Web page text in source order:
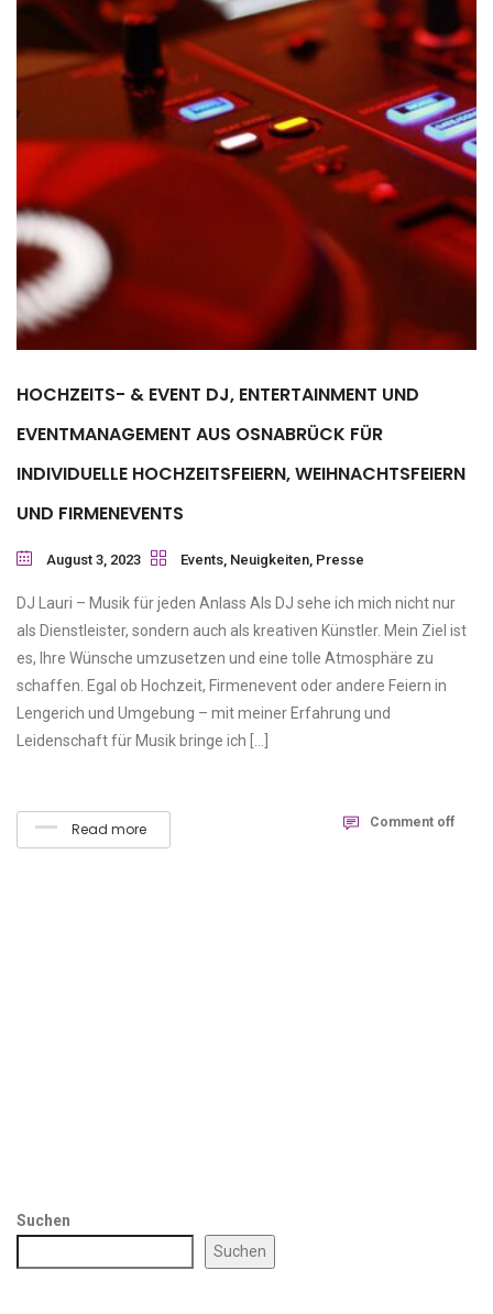
HOCHZEITS- & EVENT DJ, ENTERTAINMENT UND
EVENTMANAGEMENT AUS OSNABRÜCK FÜR
INDIVIDUELLE HOCHZEITSFEIERN, WEIHNACHTSFEIERN
UND FIRMENEVENTS
August 3, 2023 Events, Neuigkeiten, Presse
DJ Lauri – Musik für jeden Anlass Als DJ sehe ich mich nicht nur
als Dienstleister, sondern auch als kreativen Künstler. Mein Ziel ist
es, Ihre Wünsche umzusetzen und eine tolle Atmosphäre zu
schaffen. Egal ob Hochzeit, Firmenevent oder andere Feiern in
Lengerich und Umgebung – mit meiner Erfahrung und
Leidenschaft für Musik bringe ich […]
Read more Comment off
Suchen
Suchen